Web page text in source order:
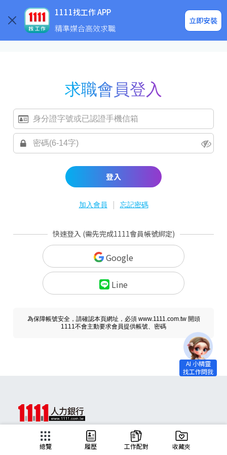
1111找工作 APP
精準媒合高效求職
立即安裝
企業求才
求職會員登入
登入
加入會員 | 忘記密碼
快速登入 (需先完成1111會員帳號綁定)
Google
Line
為保障帳號安全，請確認本頁網址，必須 www.1111.com.tw 開頭
1111不會主動要求會員提供帳號、密碼
總覽 履歷 工作配對 收藏夾